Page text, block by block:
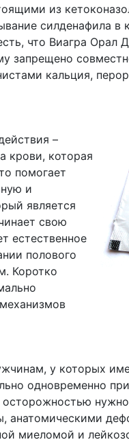
из
силденафила в
что Виагра Орал
запрещено
кальция,
–
крови, которая
помогает
и
является
свою
естественное
полового
Коротко
у которых
одновременно
миеломой и